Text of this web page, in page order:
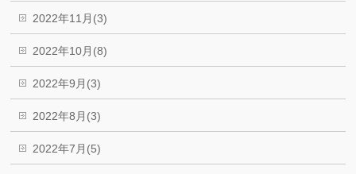
2022年11月(3)
2022年10月(8)
2022年9月(3)
2022年8月(3)
2022年7月(5)